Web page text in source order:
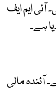
ایم ایف
ہے۔
ہے۔ آئندہ مالی